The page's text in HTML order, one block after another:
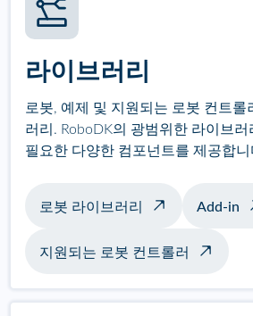
라이브러리
로봇, 예제 및 지원되는 로봇 컨트롤
러리. RoboDK의 광범위한 라이브러
필요한 다양한 컴포넌트를 제공합니
로봇 라이브러리 Add-in
지원되는 로봇 컨트롤러